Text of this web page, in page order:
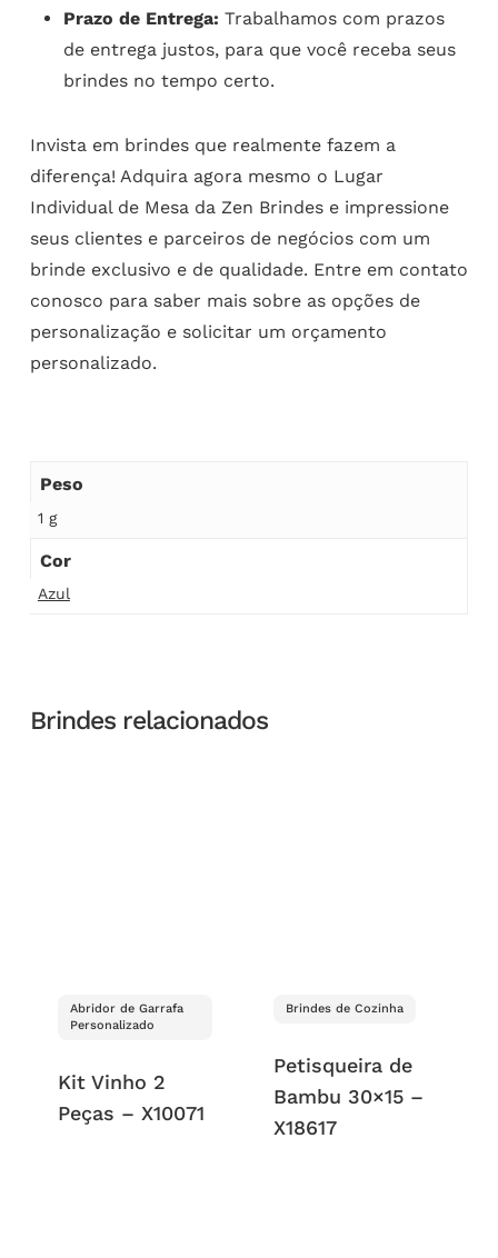
Prazo de Entrega: Trabalhamos com prazos
de entrega justos, para que você receba seus
brindes no tempo certo.
Invista em brindes que realmente fazem a
diferença! Adquira agora mesmo o Lugar
Individual de Mesa da Zen Brindes e impressione
seus clientes e parceiros de negócios com um
brinde exclusivo e de qualidade. Entre em contato
conosco para saber mais sobre as opções de
personalização e solicitar um orçamento
personalizado.
Peso
1 g
Cor
Azul
Brindes relacionados
Abridor de Garrafa
Personalizado
Kit Vinho 2
Peças – X10071
Brindes de Cozinha
Petisqueira de
Bambu 30×15 –
X18617